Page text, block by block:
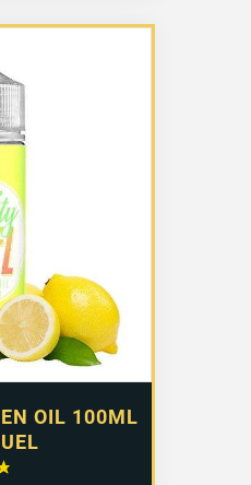
OIL 100ML